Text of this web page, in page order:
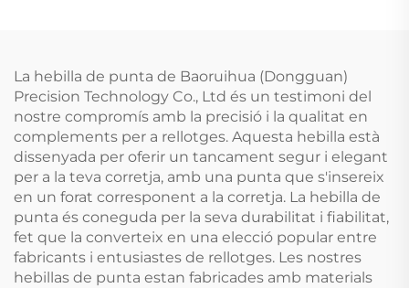
La hebilla de punta de Baoruihua (Dongguan)
Precision Technology Co., Ltd és un testimoni del
nostre compromís amb la precisió i la qualitat en
complements per a rellotges. Aquesta hebilla està
dissenyada per oferir un tancament segur i elegant
per a la teva corretja, amb una punta que s'insereix
en un forat corresponent a la corretja. La hebilla de
punta és coneguda per la seva durabilitat i fiabilitat,
fet que la converteix en una elecció popular entre
fabricants i entusiastes de rellotges. Les nostres
hebillas de punta estan fabricades amb materials